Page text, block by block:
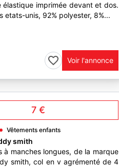
élastique imprimée devant et dos.
etats-unis, 92% polyester, 8%...
Voir l'annonce
7 €
Vêtements enfants
smith
à manches longues, de la marque
smith, col en v agrémenté de 4